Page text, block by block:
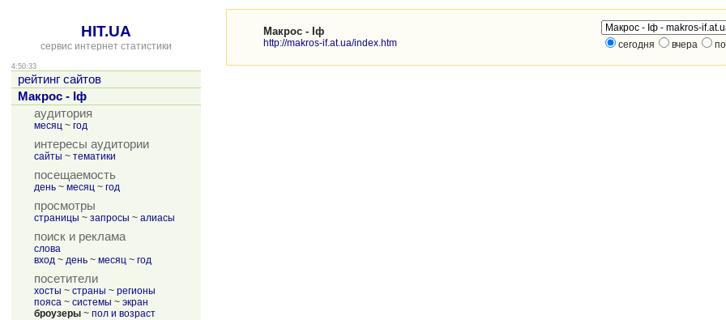
HIT.UA
сервис интернет статистики
4:50:33
рейтинг сайтов
Макрос - Іф
аудитория
месяц ~ год
интересы аудитории
сайты ~ тематики
посещаемость
день ~ месяц ~ год
просмотры
страницы ~ запросы ~ алиасы
поиск и реклама
слова
вход ~ день ~ месяц ~ год
посетители
хосты ~ страны ~ регионы
пояса ~ системы ~ экран
броузеры ~ пол и возраст
Макрос - Іф
http://makros-if.at.ua/index.htm сегодня вчера